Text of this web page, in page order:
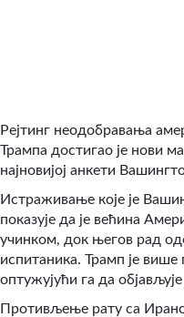
Рејтинг неодобравања
Трампа достигао је нови
најновијој анкети
Истраживање које је
показује да је већина
учинком, док његов рад
испитаника. Трамп је више
оптужујући га да
Противљење рату са